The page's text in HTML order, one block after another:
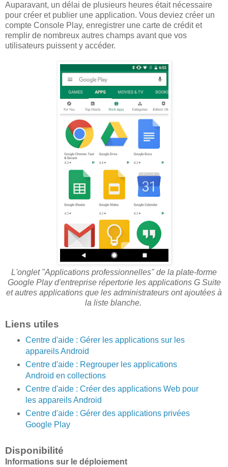
Auparavant, un délai de plusieurs heures était nécessaire
pour créer et publier une application. Vous deviez créer un
compte Console Play, enregistrer une carte de crédit et
remplir de nombreux autres champs avant que vos
utilisateurs puissent y accéder.
L'onglet "Applications professionnelles" de la plate-forme
Google Play d'entreprise répertorie les applications G Suite
et autres applications que les administrateurs ont ajoutées à
la liste blanche.
Liens utiles
Centre d'aide : Gérer les applications sur les
appareils Android
Centre d'aide : Regrouper les applications
Android en collections
Centre d'aide : Créer des applications Web pour
les appareils Android
Centre d'aide : Gérer des applications privées
Google Play
Disponibilité
Informations sur le déploiement